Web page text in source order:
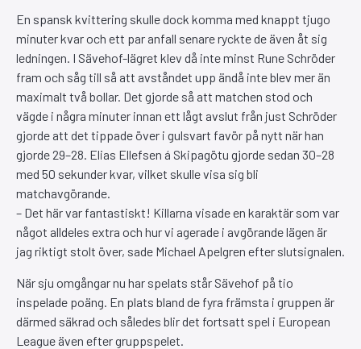
En spansk kvittering skulle dock komma med knappt tjugo
minuter kvar och ett par anfall senare ryckte de även åt sig
ledningen. I Sävehof-lägret klev då inte minst Rune Schröder
fram och såg till så att avståndet upp ändå inte blev mer än
maximalt två bollar. Det gjorde så att matchen stod och
vägde i några minuter innan ett lågt avslut från just Schröder
gjorde att det tippade över i gulsvart favör på nytt när han
gjorde 29–28. Elias Ellefsen á Skipagötu gjorde sedan 30–28
med 50 sekunder kvar, vilket skulle visa sig bli
matchavgörande.
– Det här var fantastiskt! Killarna visade en karaktär som var
något alldeles extra och hur vi agerade i avgörande lägen är
jag riktigt stolt över, sade Michael Apelgren efter slutsignalen.
När sju omgångar nu har spelats står Sävehof på tio
inspelade poäng. En plats bland de fyra främsta i gruppen är
därmed säkrad och således blir det fortsatt spel i European
League även efter gruppspelet.